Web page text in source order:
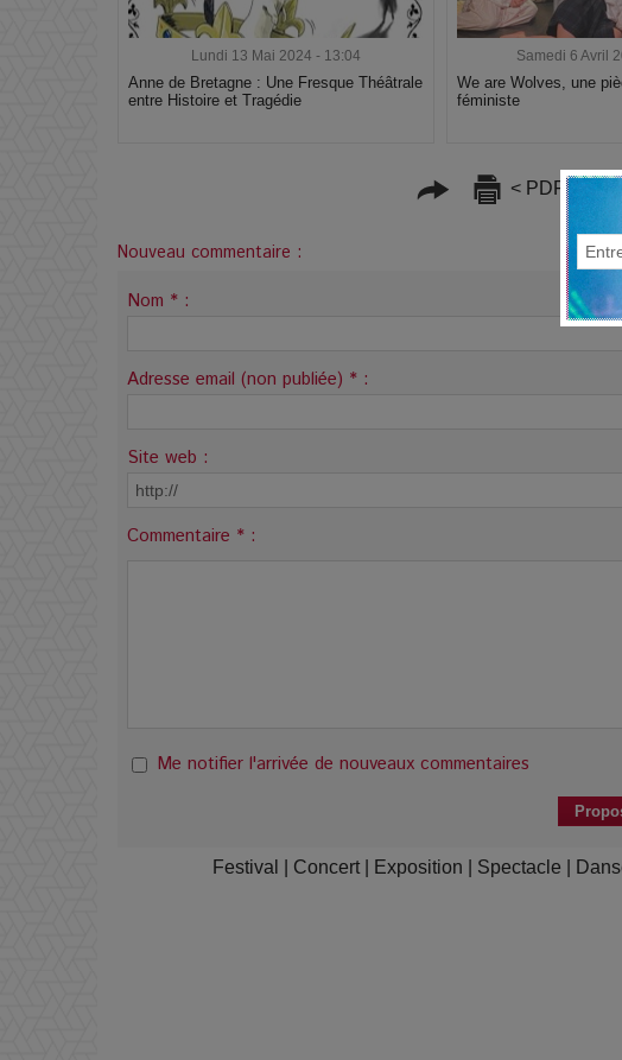
Lundi 13 Mai 2024 - 13:04
Anne de Bretagne : Une Fresque Théâtrale
entre Histoire et Tragédie
Samedi 6 Avril
We are Wolves, une
féministe
< PDF
Nouveau commentaire :
Nom * :
Adresse email (non publiée) * :
Site web :
Commentaire * :
Me notifier l'arrivée de nouveaux commentaires
Festival Concert Exposition Spectacle